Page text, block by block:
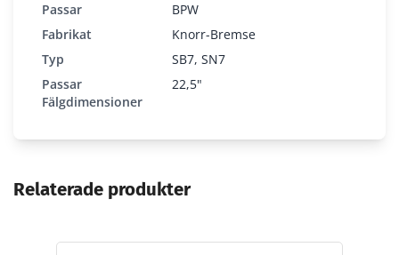
Passar
BPW
Fabrikat
Knorr-Bremse
Typ
SB7, SN7
Passar
Fälgdimensioner
22,5"
Relaterade produkter